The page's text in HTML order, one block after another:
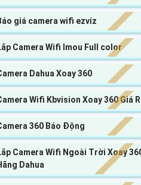
giá camera wifi ezviz
Camera Wifi Imou Full color
Dahua Xoay 360
Wifi Kbvision Xoay 360 Giá
360 Báo Động
Camera Wifi Ngoài Trời Xoay
Dahua